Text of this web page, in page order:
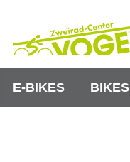
E-BIKES BIKES